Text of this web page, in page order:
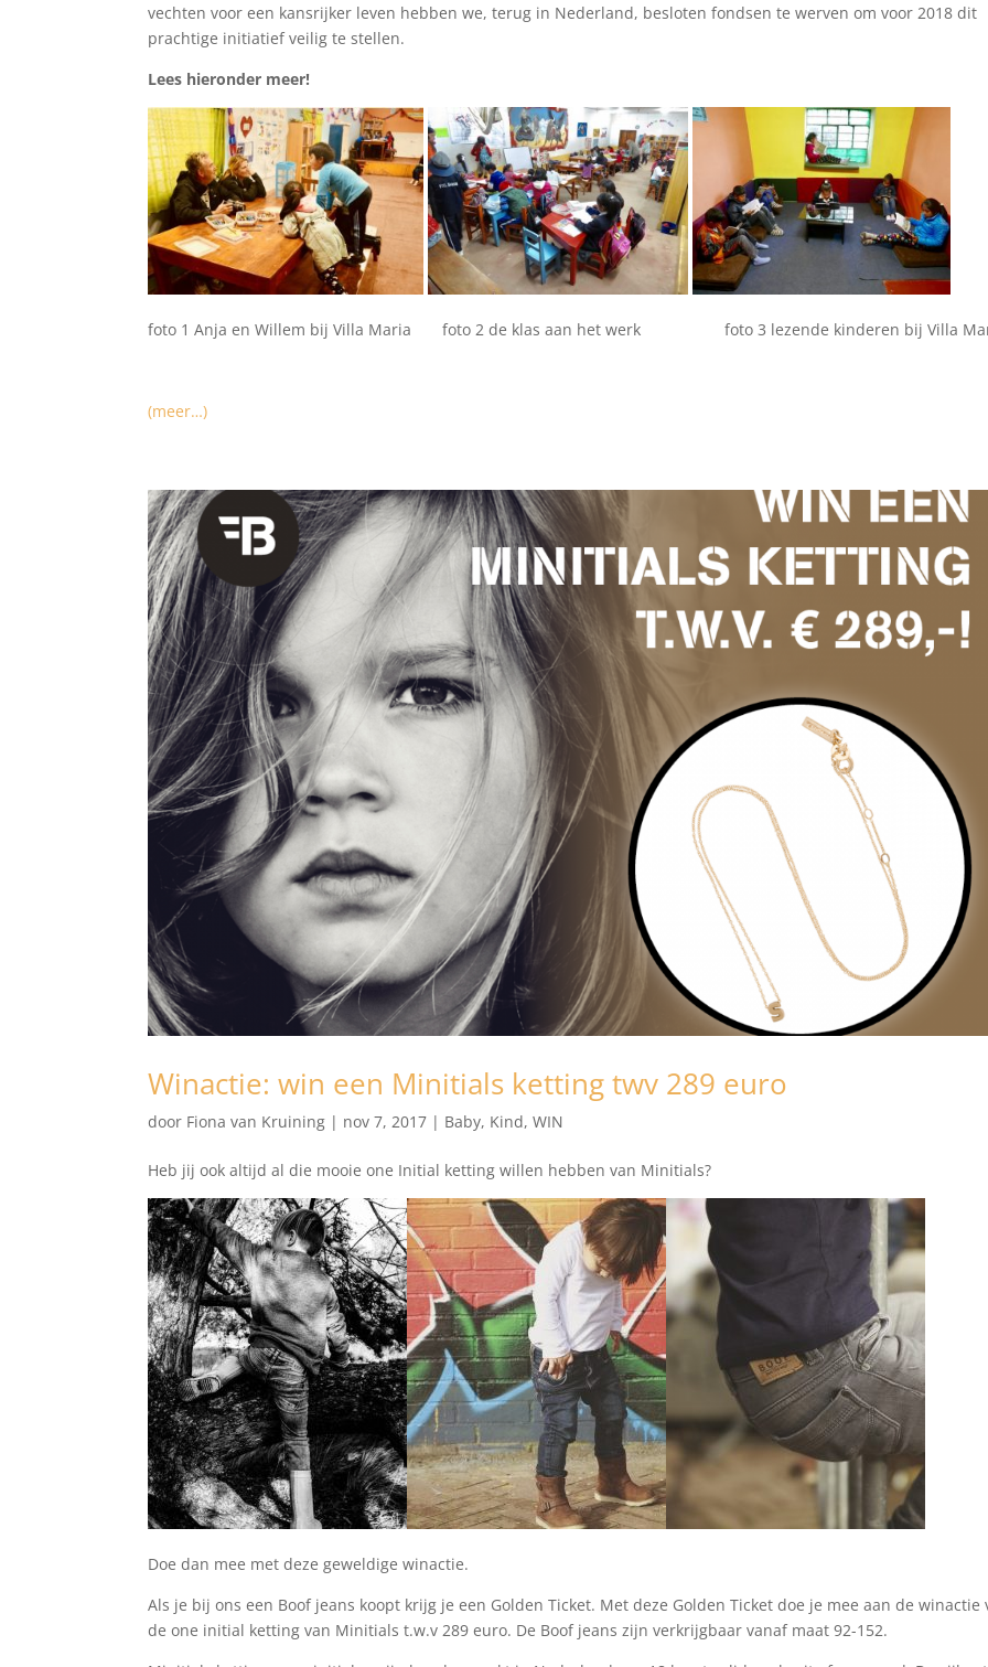
vechten voor een kansrijker leven hebben we, terug in Nederland, besloten fondsen te werven om voor 2018 dit
prachtige initiatief veilig te stellen.
Lees hieronder meer!
foto 1 Anja en Willem bij Villa Maria foto 2 de klas aan het werk foto 3 lezende kinderen bij Villa
(meer…)
Winactie: win een Minitials ketting twv 289 euro
door Fiona van Kruining | nov 7, 2017 | Baby, Kind,WIN
Heb jij ook altijd al die mooie one Initial ketting willen hebben van Minitials?
Doe dan mee met deze geweldige winactie.
Als je bij ons een Boof jeans koopt krijg je een Golden Ticket. Met deze Golden Ticket doe je mee aan de winactie
de one initial ketting van Minitials t.w.v 289 euro. De Boof jeans zijn verkrijgbaar vanaf maat 92-152.